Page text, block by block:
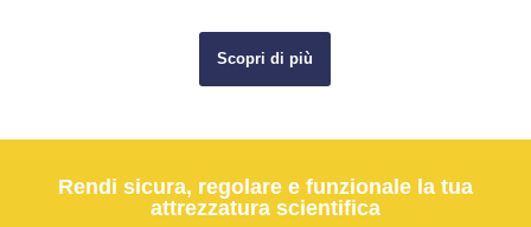
Scopri di più
Rendi sicura, regolare e funzionale la tua
attrezzatura scientifica